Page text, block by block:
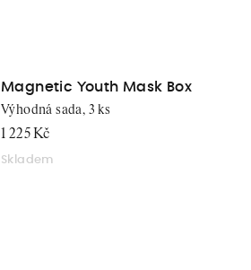
Magnetic Youth Mask Box
1 225 Kč
Skladem
Výhodná sada, 3 ks